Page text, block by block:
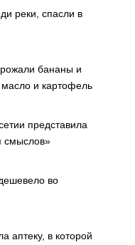
реки, спасли в
бананы и
и картофель
представила
смыслов»
во
аптеку, в которой